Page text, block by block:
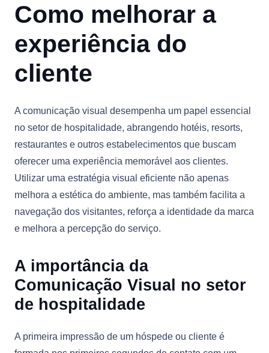
Como melhorar a
experiência do
cliente
A comunicação visual desempenha um papel essencial
no setor de hospitalidade, abrangendo hotéis, resorts,
restaurantes e outros estabelecimentos que buscam
oferecer uma experiência memorável aos clientes.
Utilizar uma estratégia visual eficiente não apenas
melhora a estética do ambiente, mas também facilita a
navegação dos visitantes, reforça a identidade da marca
e melhora a percepção do serviço.
A importância da
Comunicação Visual no setor
de hospitalidade
A primeira impressão de um hóspede ou cliente é